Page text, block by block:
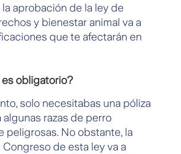
aprobación de la ley de
y bienestar animal va a
que te afectarán en
obligatorio?
solo necesitabas una póliza
razas de perro
peligrosas. No obstante, la
de esta ley va a